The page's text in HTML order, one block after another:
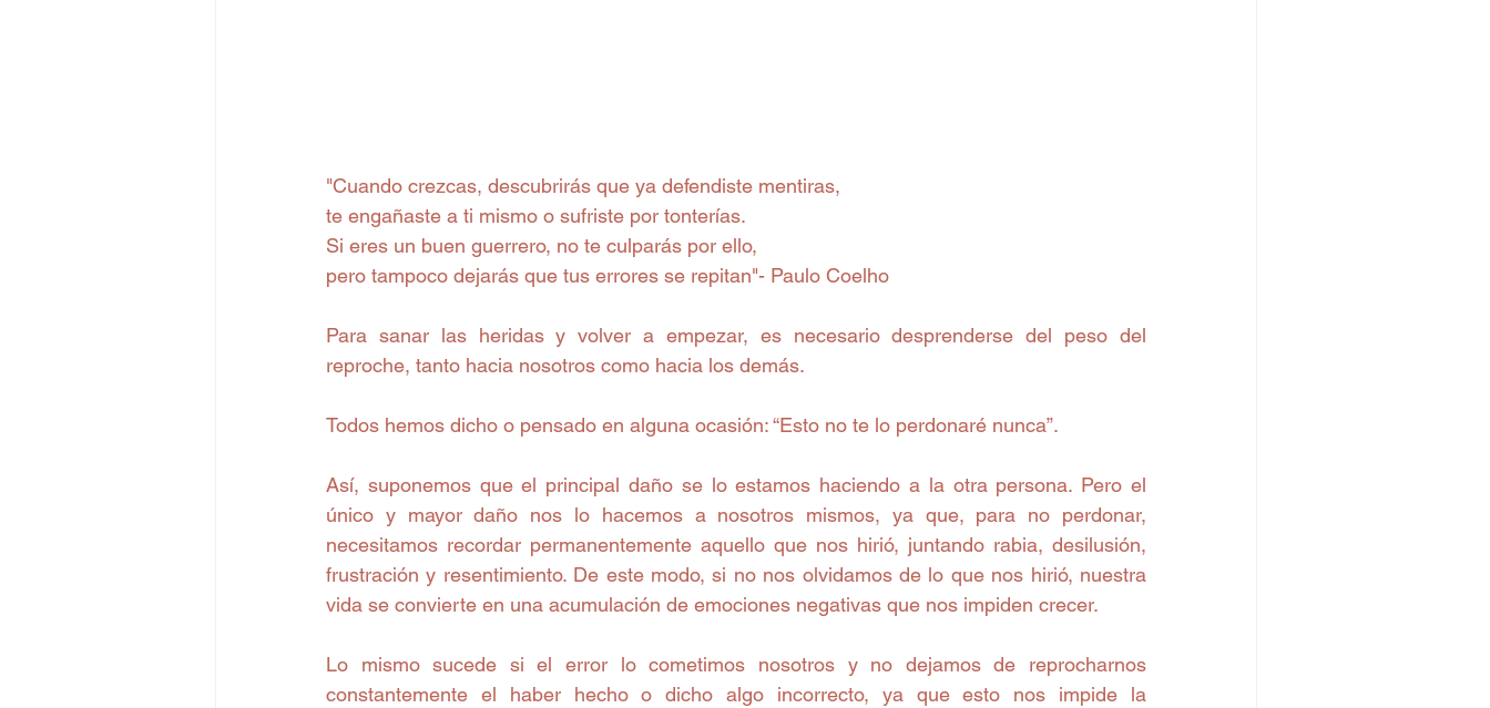
"Cuando crezcas, descubrirás que ya defendiste mentiras,
te engañaste a ti mismo o sufriste por tonterías.
Si eres un buen guerrero, no te culparás por ello,
pero tampoco dejarás que tus errores se repitan"- Paulo Coelho
Para sanar las heridas y volver a empezar, es necesario desprenderse del peso del
reproche, tanto hacia nosotros como hacia los demás.
Todos hemos dicho o pensado en alguna ocasión: “Esto no te lo perdonaré nunca”.
Así, suponemos que el principal daño se lo estamos haciendo a la otra persona. Pero el
único y mayor daño nos lo hacemos a nosotros mismos, ya que, para no perdonar,
necesitamos recordar permanentemente aquello que nos hirió, juntando rabia, desilusión,
frustración y resentimiento. De este modo, si no nos olvidamos de lo que nos hirió, nuestra
vida se convierte en una acumulación de emociones negativas que nos impiden crecer.
Lo mismo sucede si el error lo cometimos nosotros y no dejamos de reprocharnos
constantemente el haber hecho o dicho algo incorrecto, ya que esto nos impide la